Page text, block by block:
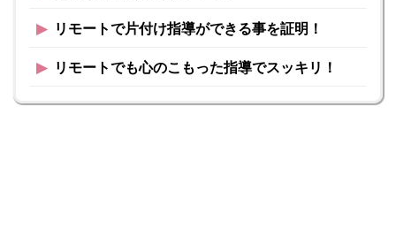
▶︎ リモートで片付け指導ができる事を証明！
▶︎ リモートでも心のこもった指導でスッキリ！